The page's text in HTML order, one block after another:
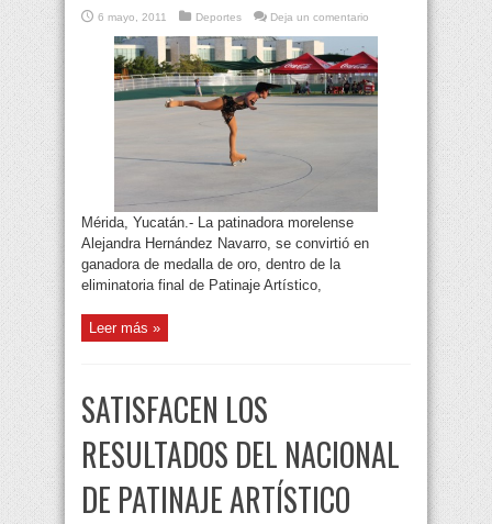
6 mayo, 2011 Deportes Deja un comentario
Mérida, Yucatán.- La patinadora morelense
Alejandra Hernández Navarro, se convirtió en
ganadora de medalla de oro, dentro de la
eliminatoria final de Patinaje Artístico,
Leer más »
SATISFACEN LOS
RESULTADOS DEL NACIONAL
DE PATINAJE ARTÍSTICO